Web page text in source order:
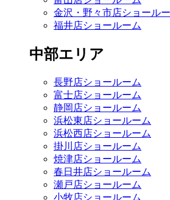
金沢・野々市店ショール
福井店ショールーム
中部エリア
長野店ショールーム
富士店ショールーム
静岡店ショールーム
浜松東店ショールーム
浜松西店ショールーム
掛川店ショールーム
焼津店ショールーム
春日井店ショールーム
瀬戸店ショールーム
小牧店ショールーム